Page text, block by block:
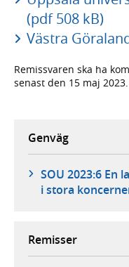
(pdf 508 kB)
Västra
Remissvaren ska ha
senast den 15 maj 2023.
Genväg
SOU 2023:6 En
i stora
Remisser